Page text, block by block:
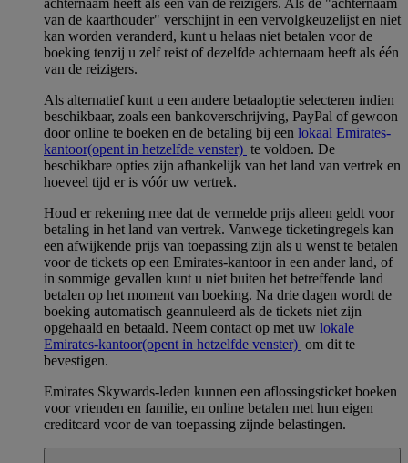
van de kaarthouder" verschijnt in een vervolgkeuzelijst en niet
kan worden veranderd, kunt u helaas niet betalen voor de
boeking tenzij u zelf reist of dezelfde achternaam heeft als één
van de reizigers.
Als alternatief kunt u een andere betaaloptie selecteren indien
beschikbaar, zoals een bankoverschrijving, PayPal of gewoon
door online te boeken en de betaling bij een lokaal Emirates-
kantoor(opent in hetzelfde venster) te voldoen. De
beschikbare opties zijn afhankelijk van het land van vertrek en
hoeveel tijd er is vóór uw vertrek.
Houd er rekening mee dat de vermelde prijs alleen geldt voor
betaling in het land van vertrek. Vanwege ticketingregels kan
een afwijkende prijs van toepassing zijn als u wenst te betalen
voor de tickets op een Emirates-kantoor in een ander land, of
in sommige gevallen kunt u niet buiten het betreffende land
betalen op het moment van boeking. Na drie dagen wordt de
boeking automatisch geannuleerd als de tickets niet zijn
opgehaald en betaald. Neem contact op met uw lokale
Emirates-kantoor(opent in hetzelfde venster) om dit te
bevestigen.
Emirates Skywards-leden kunnen een aflossingsticket boeken
voor vrienden en familie, en online betalen met hun eigen
creditcard voor de van toepassing zijnde belastingen.